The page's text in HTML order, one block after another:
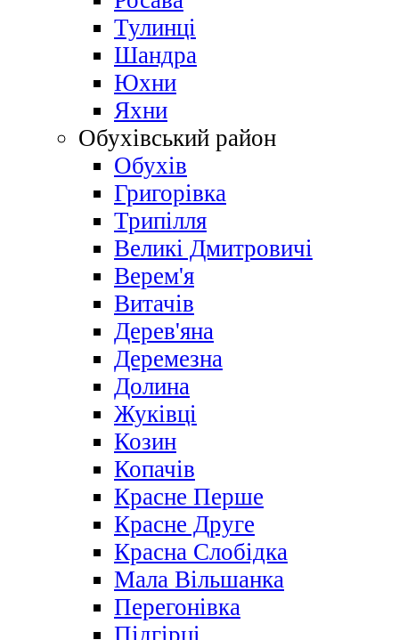
Тулинці
Шандра
Юхни
Яхни
Обухівський район
Обухів
Григорівка
Трипілля
Великі Дмитровичі
Bерем'я
Витачів
Дерев'яна
Деремезна
Долина
Жуківці
Козин
Копачів
Красне Перше
Красне Друге
Красна Слобідка
Мала Вільшанка
Перегонівка